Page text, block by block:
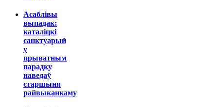
Асаблівы
выпадак:
каталіцкі
санктуарый
у
прыватным
парадку
наведаў
старшыня
райвыканкаму